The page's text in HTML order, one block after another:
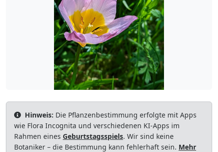
Hinweis: Die Pflanzenbestimmung erfolgte mit Apps
wie Flora Incognita und verschiedenen KI-Apps im
Rahmen eines Geburtstagsspiels. Wir sind keine
Botaniker – die Bestimmung kann fehlerhaft sein. Mehr